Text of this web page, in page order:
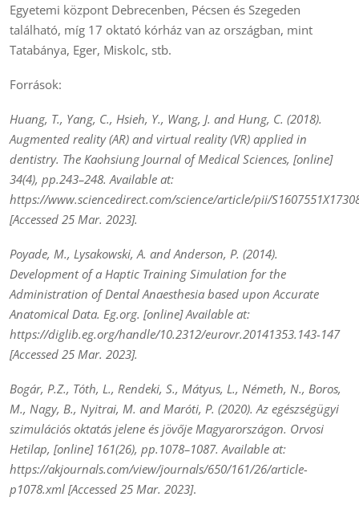
Egyetemi központ Debrecenben, Pécsen és Szegeden
található, míg 17 oktató kórház van az országban, mint
Tatabánya, Eger, Miskolc, stb.
Források:
Huang, T., Yang, C., Hsieh, Y., Wang, J. and Hung, C. (2018).
Augmented reality (AR) and virtual reality (VR) applied in
dentistry. The Kaohsiung Journal of Medical Sciences, [online]
34(4), pp.243–248. Available at:
https://www.sciencedirect.com/science/article/pii/
[Accessed 25 Mar. 2023].
Poyade, M., Lysakowski, A. and Anderson, P. (2014).
Development of a Haptic Training Simulation for the
Administration of Dental Anaesthesia based upon Accurate
Anatomical Data. Eg.org. [online] Available at:
https://diglib.eg.org/handle/10.2312/eurovr.20141353.143-147
[Accessed 25 Mar. 2023].
Bogár, P.Z., Tóth, L., Rendeki, S., Mátyus, L., Németh, N., Boros,
M., Nagy, B., Nyitrai, M. and Maróti, P. (2020). Az egészségügyi
szimulációs oktatás jelene és jövője Magyarországon. Orvosi
Hetilap, [online] 161(26), pp.1078–1087. Available at:
https://akjournals.com/view/journals/650/161/26/article-
p1078.xml [Accessed 25 Mar. 2023].